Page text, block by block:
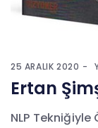
25 ARALIK 2020
Ertan
NLP